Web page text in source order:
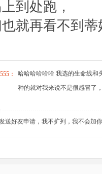
到处跑，
就再看不到
：
哈哈哈哈哈哈 我选的生命线和
种的就对我来说不是很感冒了
送好友申请，我不扩列，我不会加